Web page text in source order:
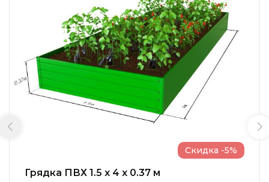
Грядка ПВХ 1.5 x 4 x 0.37 м
Скидка -5%